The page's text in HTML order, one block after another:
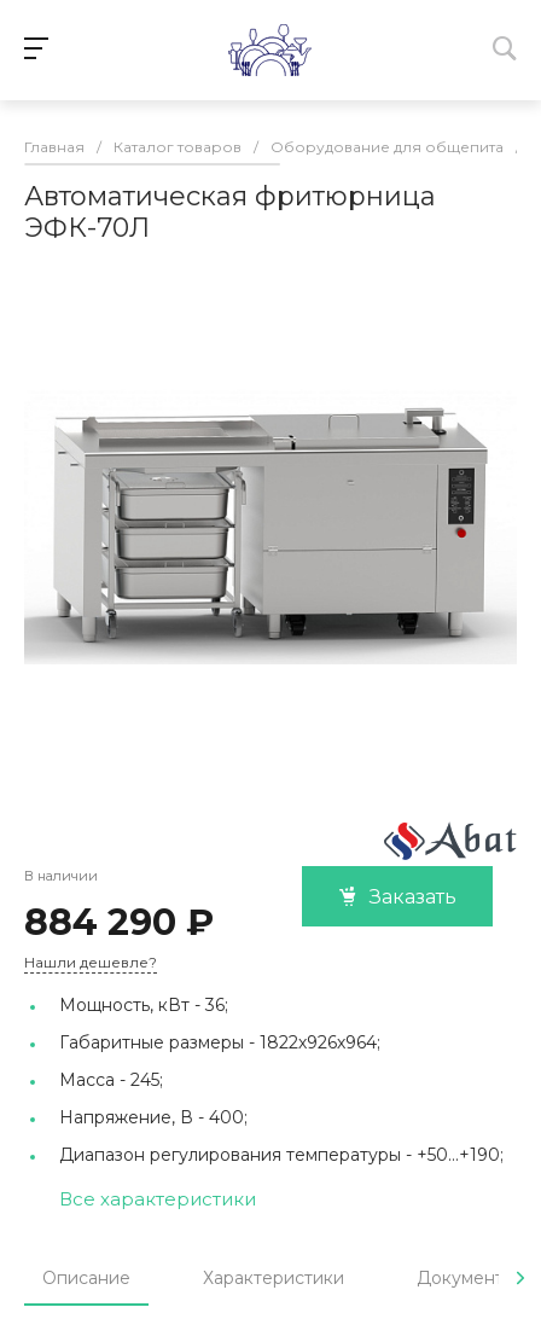
Главная / Каталог товаров / Оборудование для общепита /
Автоматическая фритюрница
ЭФК-70Л
В наличии
884 290 ₽
Заказать
Нашли дешевле?
Мощность, кВт - 36;
Габаритные размеры - 1822х926х964;
Масса - 245;
Напряжение, В - 400;
Диапазон регулирования температуры - +50...+190;
Все характеристики
Описание Характеристики Документы